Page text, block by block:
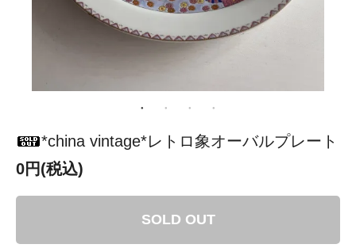
*china vintage*レトロ象オーバルプレート
0円(税込)
SOLD OUT